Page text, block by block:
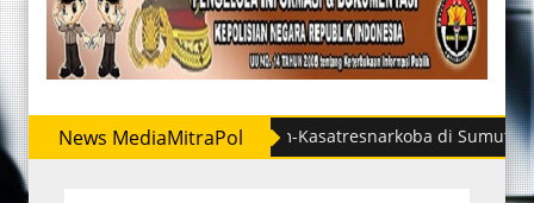
News MediaMitraPol
Sejumlah Kasatreskrim-Kasatresnarkoba di Sumut, Ini Daftar